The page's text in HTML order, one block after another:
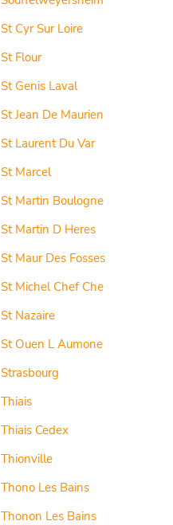
St Cyr Sur Loire
St Flour
St Genis Laval
St Jean De Maurien
St Laurent Du Var
St Marcel
St Martin Boulogne
St Martin D Heres
St Maur Des Fosses
St Michel Chef Che
St Nazaire
St Ouen L Aumone
Strasbourg
Thiais
Thiais Cedex
Thionville
Thono Les Bains
Thonon Les Bains